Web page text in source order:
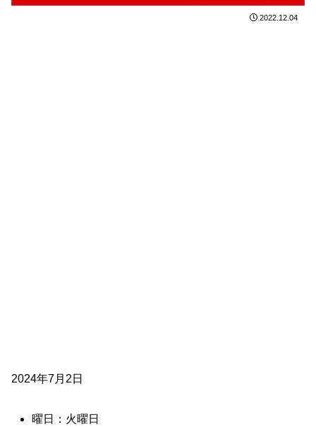
2022.12.04
2024年7月2日
曜日：火曜日